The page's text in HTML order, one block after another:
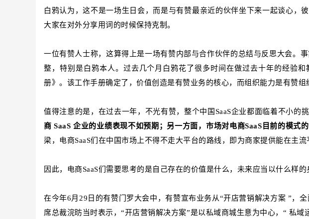
白鸦认为，这不是一场生日会，而是与有赞最亲近的伙伴坐下来一起谈心，
大家在对外分享用词的时候保持克制。
一位有赞人士称，这算得上是一场有赞内部与合作伙伴的总结与反思大会。
整，特别是白鸦本人。过去几个月白鸦花了很多时间在做过去十年的经验
册》。该工作手册确定了，价值创造是有赞业务的核心，而组织能力是有赞组
值得注意的是，在过去一年，不光有赞，整个中国SaaS企业都面临着不小的挑
商 SaaS 企业的业绩表现不如预期；另一方面，市场对电商SaaS目前的模式
梁，电商SaaS们在中国市场上不得不走大平台的路线，即为商家提供能在主
因此，电商SaaS们需要思考的是自己存在的价值是什么，未来应当以什么样的
在今年6月29日的有赞门罗大会中，有赞宣布业务从“开店营销解决方案 ”，
席总裁浣昉当时表示，“开店营销解决方案”是以私域商城生意为中心，“ 私